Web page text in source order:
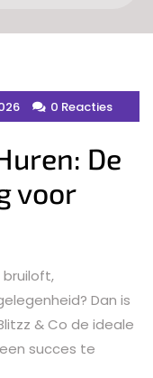
0 Reacties
De
voor
bruiloft,
Dan is
& Co de ideale
succes te